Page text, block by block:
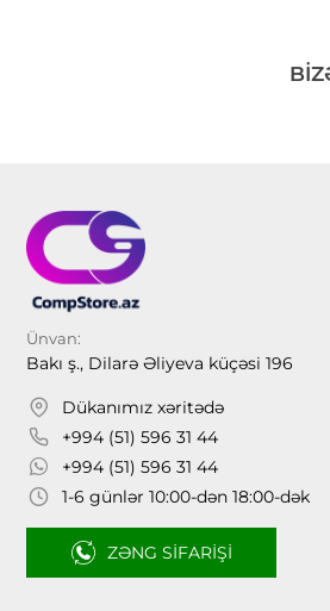
Ünvan:
Bakı ş., Dilarə Əliyeva küçəsi 196
Dükanımız xəritədə
+994 (51) 596 31 44
+994 (51) 596 31 44
1-6 günlər 10:00-dən 18:00-dək
ZƏNG SIFARIŞI